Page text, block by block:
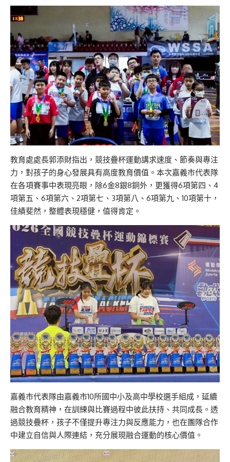
教育處處長郭添財指出，競技疊杯運動講求速度、節奏與專注
力，對孩子的身心發展具有高度教育價值。本次嘉義市代表隊
在各項賽事中表現亮眼，除6金8銀8銅外，更獲得6項第四、4
項第五、6項第六、2項第七、3項第八、6項第九、10項第十，
佳績斐然，整體表現穩健，值得肯定。
嘉義市代表隊由嘉義市10所國中小及高中學校選手組成，延續
融合教育精神，在訓練與比賽過程中彼此扶持、共同成長。透
過競技疊杯，孩子不僅提升專注力與反應能力，也在團隊合作
中建立自信與人際連結，充分展現融合運動的核心價值。